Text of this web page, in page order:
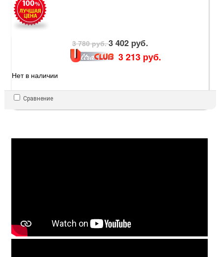
3 780 руб.3 402 руб.
3 213 руб.
Нет в наличии
Сравнение